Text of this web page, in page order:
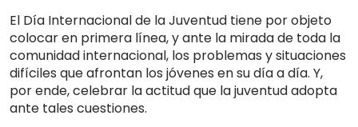
El Día Internacional de la Juventud tiene por objeto
colocar en primera línea, y ante la mirada de toda la
comunidad internacional, los problemas y situaciones
difíciles que afrontan los jóvenes en su día a día. Y,
por ende, celebrar la actitud que la juventud adopta
ante tales cuestiones.